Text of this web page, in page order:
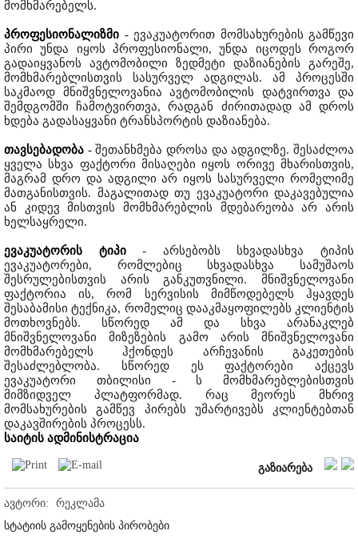
მომხმარებელს.
პროფესიონალიზმი -ევაკუატორით მომსახურების გამწევი
პირი უნდა იყოს პროფესიონალი, უნდა იცოდეს როგორ
გადაიყვანოს ავტომობილი ზედმეტი დაზიანების გარეშე,
მომხმარებლისთვის სასურველ ადგილას. ამ პროცესში
საკმაოდ მნიშვნელოვანია ავტომობილის დატვირთვა და
შემდგომში ჩამოტვირთვა, რადგან ძირითადად ამ დროს
ხდება გადასაყვანი ტრანსპორტის დაზიანება.
თავსებადობა -შეთანხმება დროსა და ადგილზე. შესაძლოა
ყველა სხვა ფაქტორი მისაღები იყოს ორივე მხარისთვის,
მაგრამ დრო და ადგილი არ იყოს სასურველი რომელიმე
მათგანისთვის. მაგალითად თუ ევაკუატორი დაკავებულია
ან კიდევ მისთვის მომხმარებლის მდებარეობა არ არის
ხელსაყრელი.
ევაკუატორის ტიპი- არსებობს სხვადასხვა ტიპის
ევაკუატორები, რომლებიც სხვადასხვა სამუშაოს
შესრულებისთვის არის განკუთვნილი. მნიშვნელოვანი
ფაქტორია ის, რომ სერვისის მიმწოდებელს ჰყავდეს
შესაბამისი ტექნიკა, რომელიც დააკმაყოფილებს კლიენტის
მოთხოვნებს. სწორედ ამ და სხვა არანაკლებ
მნიშვნელოვანი მიზეზების გამო არის მნიშვნელოვანი
მომხმარებელს ჰქონდეს არჩევანის გაკეთების
შესაძლებლობა. სწორედ ეს ფაქტორები აქცევს
ევაკუატორი თბილისი - ს მომხმარებლებისთვის
მიმზიდველ პლატფორმად. რაც მეორეს მხრივ
მომსახურების გამწევ პირებს უმარტივებს კლიენტებთან
დაკავშირების პროცესს.
საიტის ადმინისტრაცია
გაზიარება
ავტორი:
რეკლამა
სტატიის გამოყენების პირობები